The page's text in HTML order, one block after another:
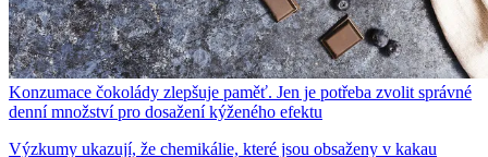
Konzumace čokolády zlepšuje paměť. Jen je potřeba zvolit správné
denní množství pro dosažení kýženého efektu
Výzkumy ukazují, že chemikálie, které jsou obsaženy v kakau